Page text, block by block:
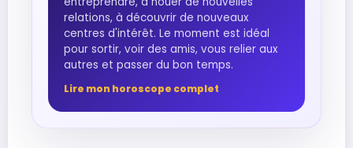
relations, à découvrir de nouveaux
centres d'intérêt. Le moment est idéal
pour sortir, voir des amis, vous relier aux
autres et passer du bon temps.
Lire mon horoscope complet